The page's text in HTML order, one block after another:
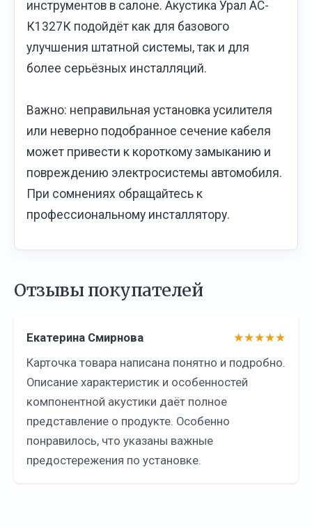
инструментов в салоне. Акустика Урал АС-
К1327К подойдёт как для базового
улучшения штатной системы, так и для
более серьёзных инсталляций.
Важно: неправильная установка усилителя
или неверно подобранное сечение кабеля
может привести к короткому замыканию и
повреждению электросистемы автомобиля.
При сомнениях обращайтесь к
профессиональному инсталлятору.
Отзывы покупателей
Екатерина Смирнова
★★★★★
Карточка товара написана понятно и подробно.
Описание характеристик и особенностей
компонентной акустики даёт полное
представление о продукте. Особенно
понравилось, что указаны важные
предостережения по установке.